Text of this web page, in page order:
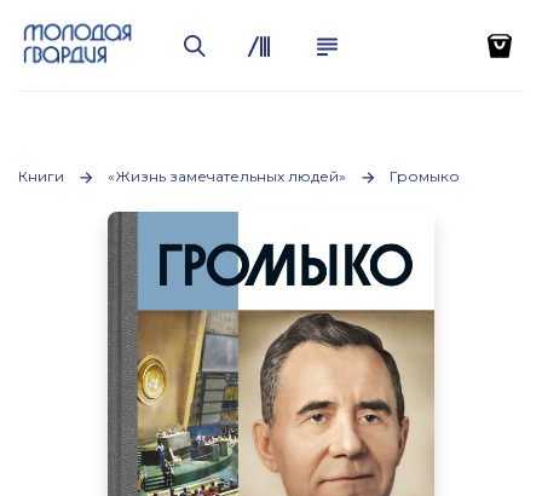
Книги «Жизнь замечательных людей» Громыко